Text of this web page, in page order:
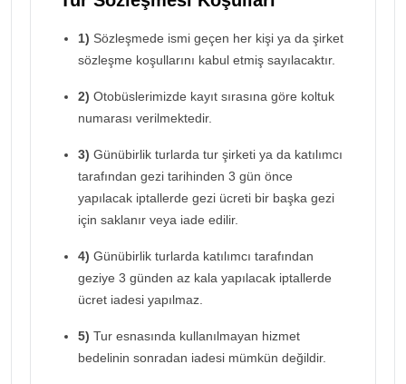
1) Sözleşmede ismi geçen her kişi ya da şirket
sözleşme koşullarını kabul etmiş sayılacaktır.
2) Otobüslerimizde kayıt sırasına göre koltuk
numarası verilmektedir.
3) Günübirlik turlarda tur şirketi ya da katılımcı
tarafından gezi tarihinden 3 gün önce
yapılacak iptallerde gezi ücreti bir başka gezi
için saklanır veya iade edilir.
4) Günübirlik turlarda katılımcı tarafından
geziye 3 günden az kala yapılacak iptallerde
ücret iadesi yapılmaz.
5) Tur esnasında kullanılmayan hizmet
bedelinin sonradan iadesi mümkün değildir.